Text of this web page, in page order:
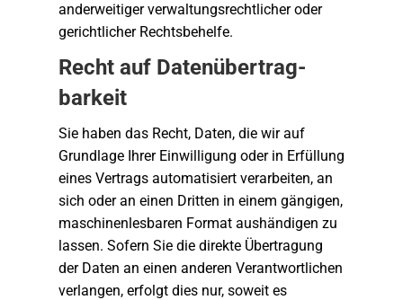
anderweitiger verwaltungsrechtlicher oder
gerichtlicher Rechtsbehelfe.
Recht auf Daten­übertrag­
barkeit
Sie haben das Recht, Daten, die wir auf
Grundlage Ihrer Einwilligung oder in Erfüllung
eines Vertrags automatisiert verarbeiten, an
sich oder an einen Dritten in einem gängigen,
maschinenlesbaren Format aushändigen zu
lassen. Sofern Sie die direkte Übertragung
der Daten an einen anderen Verantwortlichen
verlangen, erfolgt dies nur, soweit es